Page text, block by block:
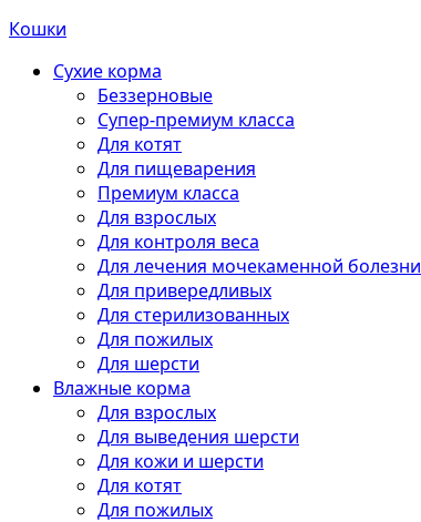
Кошки
Сухие корма
Беззерновые
Супер-премиум класса
Для котят
Для пищеварения
Премиум класса
Для взрослых
Для контроля веса
Для лечения мочекаменной болезни
Для привередливых
Для стерилизованных
Для пожилых
Для шерсти
Влажные корма
Для взрослых
Для выведения шерсти
Для кожи и шерсти
Для котят
Для пожилых